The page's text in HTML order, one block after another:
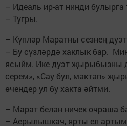
– Идеаль ир-ат нинди булырга
– Тугры.
– Күпләр Маратны сезнең
– Бу сүзләрдә хаклык бар.
ясыйм. Ике дуэт җырыбызны
серем», «Сау бул, мәктәп»
өчендер ул бу хакта әйтми.
– Марат белән ничек очраша
– Аерылышкач, ярты ел